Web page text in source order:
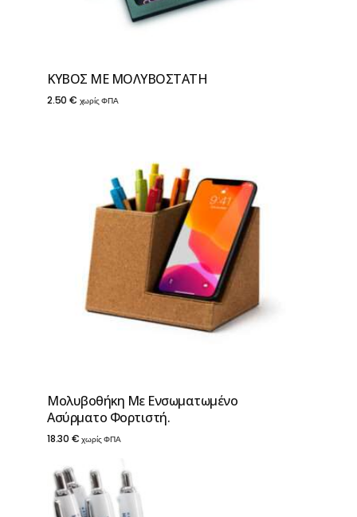
ΚΥΒΟΣ ΜΕ ΜΟΛΥΒΟΣΤΑΤΗ
2.50 € χωρίς ΦΠΑ
Μολυβοθήκη Με Ενσωματωμένο
Ασύρματο Φορτιστή.
18.30 € χωρίς ΦΠΑ